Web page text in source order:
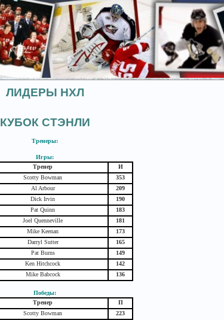
ЛИДЕРЫ НХЛ
КУБОК СТЭНЛИ
Тренеры:
Игры:
Тренер
И
Scotty Bowman
353
Al Arbour
209
Dick Irvin
190
Pat Quinn
183
Joel Quenneville
181
Mike Keenan
173
Darryl Sutter
165
Pat Burns
149
Ken Hitchcock
142
Mike Babcock 136
Победы:
Тренер
П
Scotty Bowman
223